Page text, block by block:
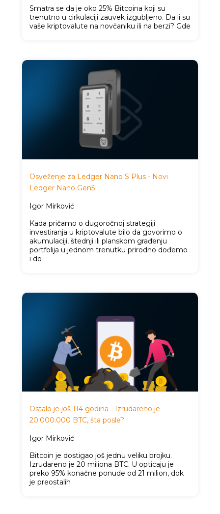
Smatra se da je oko 25% Bitcoina koji su
trenutno u cirkulaciji zauvek izgubljeno. Da li su
vaše kriptovalute na novčaniku ili na berzi? Gde
Osveženje za Ledger Nano S Plus - Novi
Ledger Nano Gen5
Igor Mirković
Kada pričamo o dugoročnoj strategiji
investiranja u kriptovalute bilo da govorimo o
akumulaciji, štednji ili planskom građenju
portfolija u jednom trenutku prirodno dođemo
i do
Ostalo je još 114 godina - Izrudareno je
20.000.000 BTC, šta posle?
Igor Mirković
Bitcoin je dostigao još jednu veliku brojku.
Izrudareno je 20 miliona BTC. U opticaju je
preko 95% konačne ponude od 21 milion, dok
je preostalih